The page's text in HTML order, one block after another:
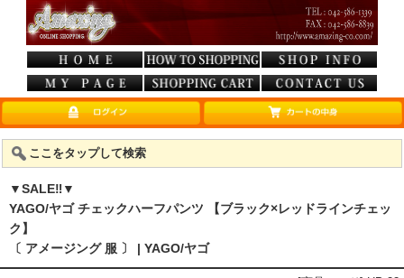
ここをタップして検索
▼SALE‼▼
YAGO/ヤゴ チェックハーフパンツ 【ブラック×レッドラインチェッ
ク】
〔 アメージング 服 〕 | YAGO/ヤゴ